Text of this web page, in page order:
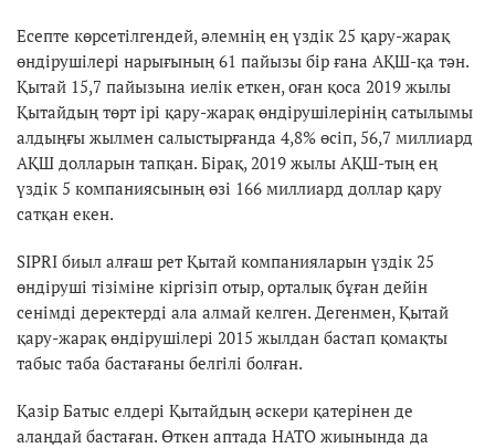
Есепте көрсетілгендей, әлемнің ең үздік 25 қару-жарақ
өндірушілері нарығының 61 пайызы бір ғана АҚШ-қа тән.
Қытай 15,7 пайызына иелік еткен, оған қоса 2019 жылы
Қытайдың төрт ірі қару-жарақ өндірушілерінің сатылымы
алдыңғы жылмен салыстырғанда 4,8% өсіп, 56,7 миллиард
АҚШ долларын тапқан. Бірақ, 2019 жылы АҚШ-тың ең
үздік 5 компаниясының өзі 166 миллиард доллар қару
сатқан екен.
SIPRI биыл алғаш рет Қытай компанияларын үздік 25
өндіруші тізіміне кіргізіп отыр, орталық бұған дейін
сенімді деректерді ала алмай келген. Дегенмен, Қытай
қару-жарақ өндірушілері 2015 жылдан бастап қомақты
табыс таба бастағаны белгілі болған.
Қазір Батыс елдері Қытайдың әскери қатерінен де
алаңдай бастаған. Өткен аптада НАТО жиынында да